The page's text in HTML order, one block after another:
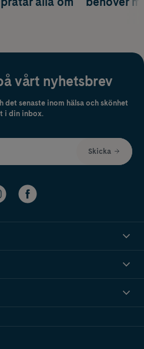
vårt nyhetsbrev
det senaste inom hälsa och skönhet
i din inbox.
Skicka